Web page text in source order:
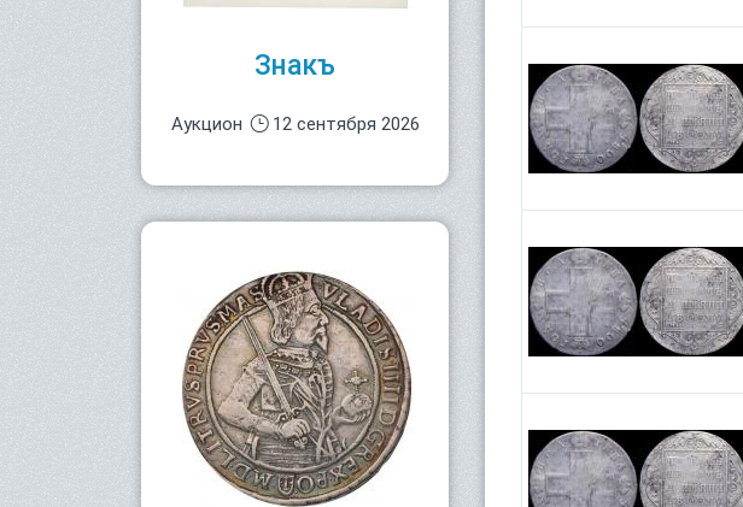
Знакъ
Аукцион 12 сентября 2026